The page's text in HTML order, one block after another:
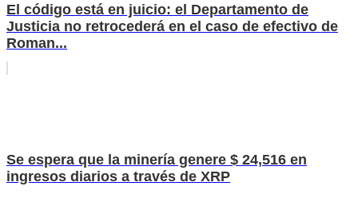
El código está en juicio: el Departamento de
Justicia no retrocederá en el caso de efectivo de
Roman...
Se espera que la minería genere $ 24,516 en
ingresos diarios a través de XRP